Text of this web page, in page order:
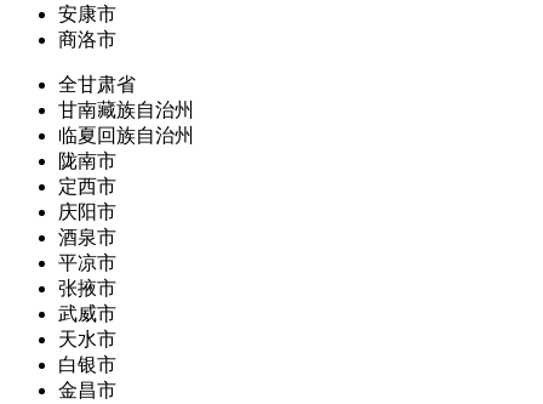
安康市
商洛市
全甘肃省
甘南藏族自治州
临夏回族自治州
陇南市
定西市
庆阳市
酒泉市
平凉市
张掖市
武威市
天水市
白银市
金昌市